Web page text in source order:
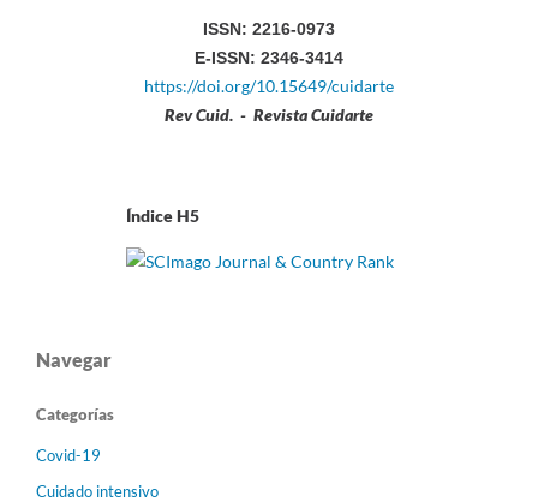
ISSN: 2216-0973
E-ISSN: 2346-3414
https://doi.org/10.15649/cuidarte
Rev Cuid. - Revista Cuidarte
Índice H5
Navegar
Categorías
Covid-19
Cuidado intensivo